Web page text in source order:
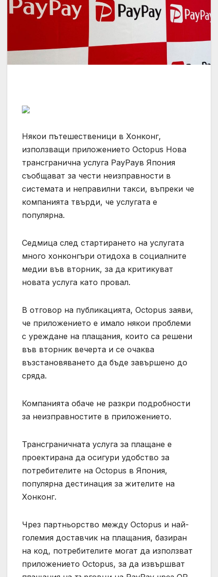
Някои пътешественици в Хонконг,
използващи приложението Octopus Нова
трансгранична услуга PayPayв Япония
съобщават за чести неизправности в
системата и неправилни такси, въпреки че
компанията твърди, че услугата е
популярна.
Седмица след стартирането на услугата
много хонконгъри отидоха в социалните
медии във вторник, за да критикуват
новата услуга като провал.
В отговор на публикацията, Octopus заяви,
че приложението е имало някои проблеми
с уреждане на плащания, които са решени
във вторник вечерта и се очаква
възстановяването да бъде завършено до
сряда.
Компанията обаче не разкри подробности
за неизправностите в приложението.
Трансграничната услуга за плащане е
проектирана да осигури удобство за
потребителите на Octopus в Япония,
популярна дестинация за жителите на
Хонконг.
Чрез партньорство между Octopus и най-
големия доставчик на плащания, базиран
на код, потребителите могат да използват
приложението Octopus, за да извършват